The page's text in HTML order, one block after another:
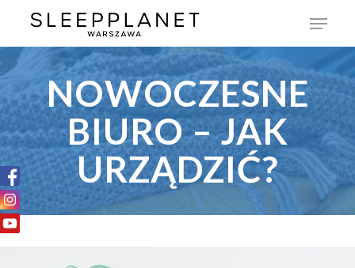
NOWOCZESNE
BIURO – JAK
URZĄDZIĆ?